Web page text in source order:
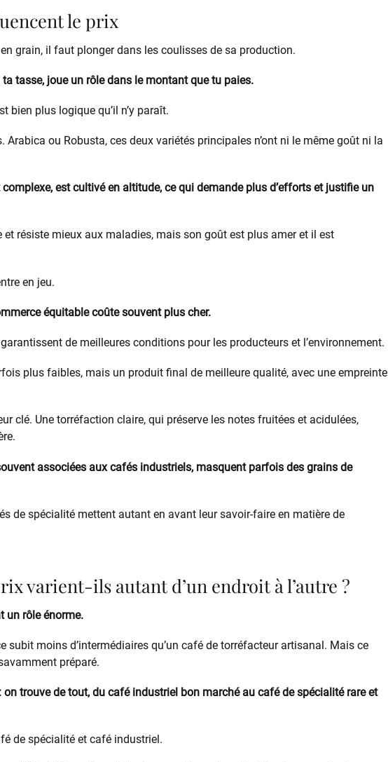
le prix
grain, il faut plonger dans les coulisses de sa production.
tasse, joue un rôle dans le montant que tu paies.
bien plus logique qu’il n’y paraît.
Arabica ou Robusta, ces deux variétés principales n’ont ni le même goût ni la
complexe, est cultivé en altitude, ce qui demande plus d’efforts et justifie un
et résiste mieux aux maladies, mais son goût est plus amer et il est
en jeu.
équitable coûte souvent plus cher.
de meilleures conditions pour les producteurs et l’environnement.
plus faibles, mais un produit final de meilleure qualité, avec une empreinte
clé. Une torréfaction claire, qui préserve les notes fruitées et acidulées,
associées aux cafés industriels, masquent parfois des grains de
de spécialité mettent autant en avant leur savoir-faire en matière de
varient-ils autant d’un endroit à l’autre ?
un rôle énorme.
subit moins d’intermédiaires qu’un café de torréfacteur artisanal. Mais ce
préparé.
on trouve de tout, du café industriel bon marché au café de spécialité rare et
de spécialité et café industriel.